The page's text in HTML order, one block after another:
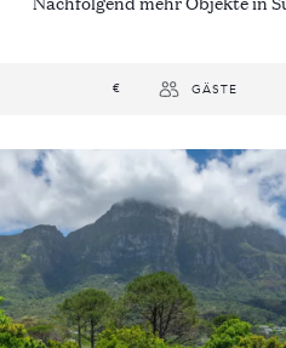
€ GÄSTE